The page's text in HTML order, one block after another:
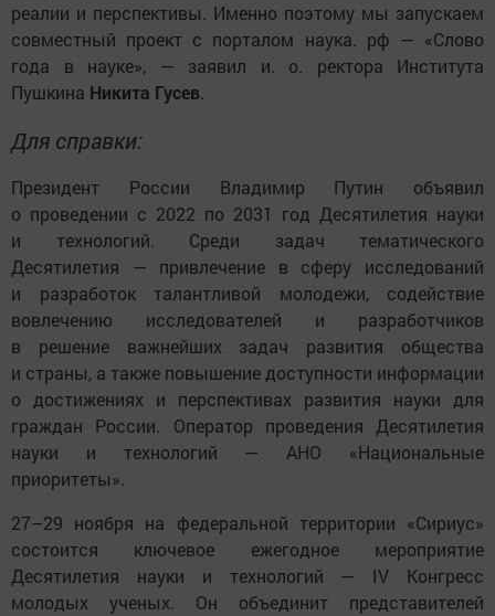
реалии и перспективы. Именно поэтому мы запускаем
совместный проект с порталом наука. рф — «Слово
года в науке», — заявил и. о. ректора Института
Пушкина Никита Гусев.
Для справки:
Президент России Владимир Путин объявил
о проведении с 2022 по 2031 год Десятилетия науки
и технологий. Среди задач тематического
Десятилетия — привлечение в сферу исследований
и разработок талантливой молодежи, содействие
вовлечению исследователей и разработчиков
в решение важнейших задач развития общества
и страны, а также повышение доступности информации
о достижениях и перспективах развития науки для
граждан России. Оператор проведения Десятилетия
науки и технологий — АНО «Национальные
приоритеты».
27–29 ноября на федеральной территории «Сириус»
состоится ключевое ежегодное мероприятие
Десятилетия науки и технологий — IV Конгресс
молодых ученых. Он объединит представителей